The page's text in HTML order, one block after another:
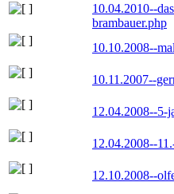
10.04.2010--
brambauer.php
10.10.2008--
10.11.2007--
12.04.2008--5-
12.04.2008--
12.10.2008--